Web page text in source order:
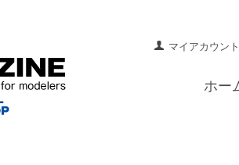
マイアカウン
ホー